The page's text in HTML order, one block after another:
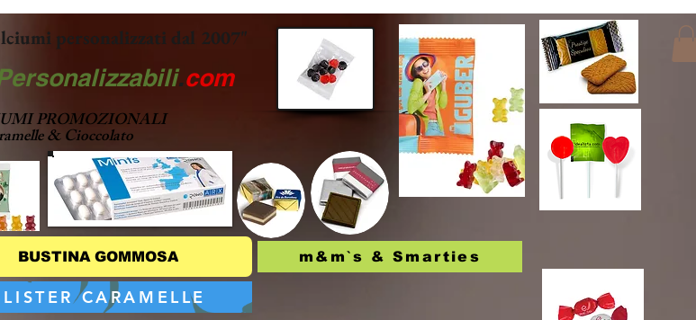
.com
PROMOZIONALI
& Cioccolato
personalizzati dal 2007"
BUSTINA GOMMOSA m&m`s & Smarties
CARAMELLE